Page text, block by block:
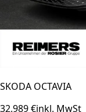
SKODA OCTAVIA
32.989 €inkl. MwSt